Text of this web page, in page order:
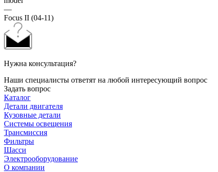
—
Focus II (04-11)
Нужна консультация?
Наши специалисты ответят на любой интересующий вопрос
Задать вопрос
Каталог
Детали двигателя
Кузовные детали
Системы освещения
Трансмиссия
Фильтры
Шасси
Электрооборудование
О компании